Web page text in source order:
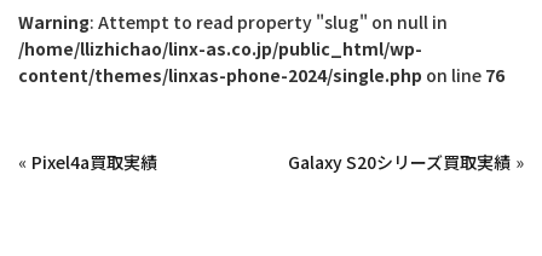
Warning: Attempt to read property "slug" on null in
/home/llizhichao/linx-as.co.jp/public_html/wp-
content/themes/linxas-phone-2024/single.php on line 76
« Pixel4a買取実績 Galaxy S20シリーズ買取実績 »